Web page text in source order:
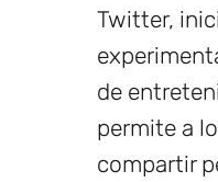
Twitter,
de
permite a
compartir